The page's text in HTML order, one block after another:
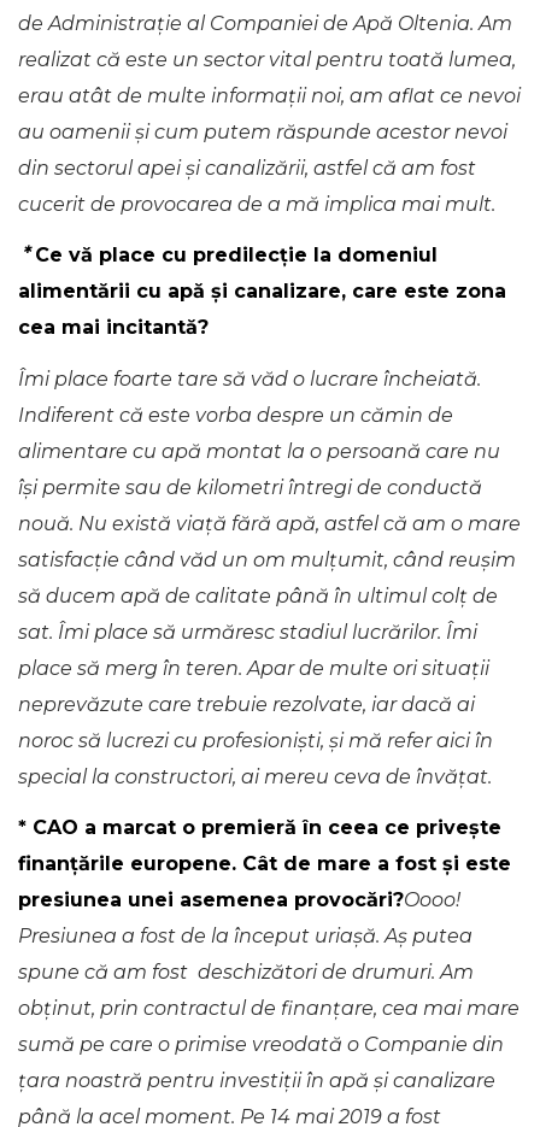
de Administrație al Companiei de Apă Oltenia. Am
realizat că este un sector vital pentru toată lumea,
erau atât de multe informații noi, am aflat ce nevoi
au oamenii și cum putem răspunde acestor nevoi
din sectorul apei și canalizării, astfel că am fost
cucerit de provocarea de a mă implica mai mult.
*Ce vă place cu predilecție la domeniul
alimentării cu apă și canalizare, care este zona
cea mai incitantă?
Îmi place foarte tare să văd o lucrare încheiată.
Indiferent că este vorba despre un cămin de
alimentare cu apă montat la o persoană care nu
își permite sau de kilometri întregi de conductă
nouă. Nu există viață fără apă, astfel că am o mare
satisfacție când văd un om mulțumit, când reușim
să ducem apă de calitate până în ultimul colț de
sat. Îmi place să urmăresc stadiul lucrărilor. Îmi
place să merg în teren. Apar de multe ori situații
neprevăzute care trebuie rezolvate, iar dacă ai
noroc să lucrezi cu profesioniști, și mă refer aici în
special la constructori, ai mereu ceva de învățat.
* CAO a marcat o premieră în ceea ce privește
finanțările europene. Cât de mare a fost și este
presiunea unei asemenea provocări?Oooo!
Presiunea a fost de la început uriașă. Aș putea
spune că am fost deschizători de drumuri. Am
obținut, prin contractul de finanțare, cea mai mare
sumă pe care o primise vreodată o Companie din
țara noastră pentru investiții în apă și canalizare
până la acel moment. Pe 14 mai 2019 a fost